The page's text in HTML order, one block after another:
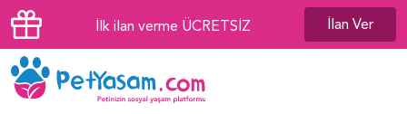
İlk ilan verme ÜCRETSİZ İlan Ver